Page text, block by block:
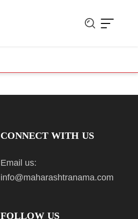
CONNECT WITH US
Email us:
info@maharashtranama.com